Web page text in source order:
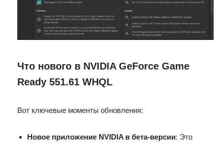
Что нового в NVIDIA GeForce Game
Ready 551.61 WHQL
Вот ключевые моменты обновления:
Новое приложение NVIDIA в бета-версии: Это